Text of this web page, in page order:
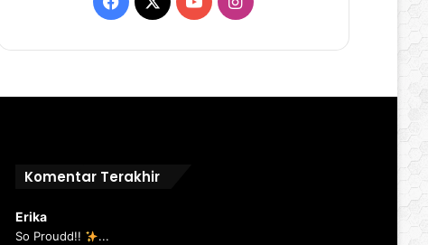
Komentar Terakhir
Erika
So Proudd!! ...